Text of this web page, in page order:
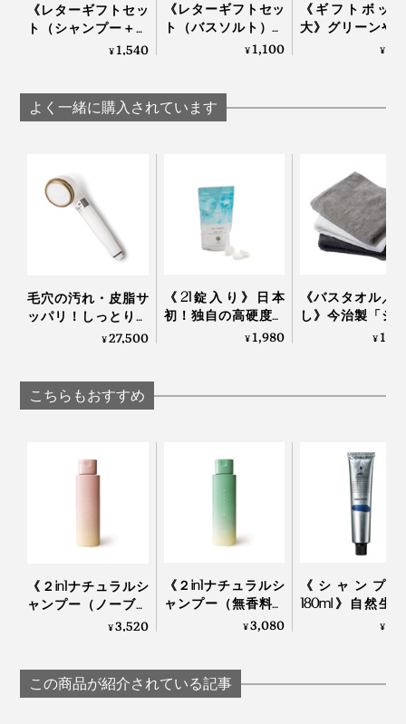
《レターギフトセッ
ト（シャンプー＋バ
スソルト）》グリー
髪・顔・体がしっと
り潤う「全身シャン
MANGETSU・
SINGETSU
¥1,540
《レターギフトセッ
ト（バスソルト）》
グリーンや果実の“自
しっとり潤う「バス
ソルトセット」｜
ーベル 満月・新月
¥1,100
《ギフトボッ
大》グリーンや
の“自然の香り”
SINGETSU ジャ
ーベル 満月・新月
¥
よく一緒に購入されています
毛穴の汚れ・皮脂サ
ッパリ！しっとりホ
カホカ気持ちいい
ンバブルシャワー
¥27,500
《21錠入り》日本
初！独自の高硬度マ
イクロカプセル技術
¥1,980
《バスタオル／
し》今治製「シ
ル織機」でゆっ
¥
こちらもおすすめ
《２in1ナチュラルシ
ャンプー（ノーブル
フラワー）250ml 》
のアミノ酸系シャン
プー | uruotte
¥3,520
《２in1ナチュラルシ
ャンプー（無香料）
250ml 》「茶の実と
ノ酸系シャンプー｜
uruotte
¥3,080
《シャンプ
180ml》自然生
のフルボ酸と高
¥
この商品が紹介されている記事